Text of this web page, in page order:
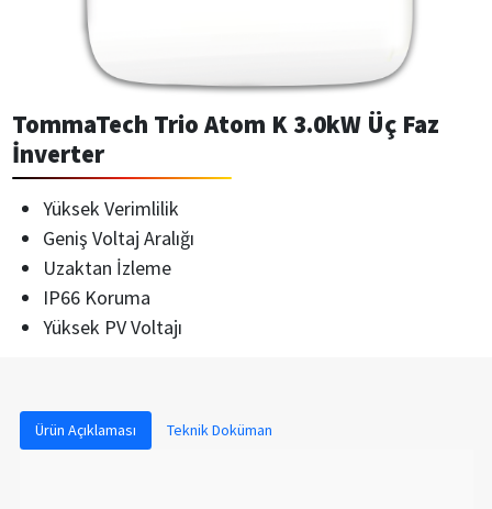
TommaTech Trio Atom K 3.0kW Üç Faz
İnverter
Yüksek Verimlilik
Geniş Voltaj Aralığı
Uzaktan İzleme
IP66 Koruma
Yüksek PV Voltajı
Ürün Açıklaması Teknik Doküman